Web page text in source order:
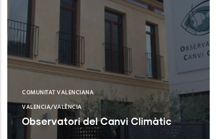
COMUNITAT VALENCIANA
VALENCIA/VALÈNCIA
Observatori del Canvi Climàtic